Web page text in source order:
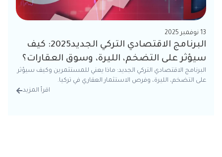
13 نوفمبر 2025
البرنامج الاقتصادي التركي الجديد2025: كيف
سيؤثر على التضخم، الليرة، وسوق العقارات؟
البرنامج الاقتصادي التركي الجديد: ماذا يعني للمستثمرين وكيف سيؤثر
على التضخم، الليرة، وفرص الاستثمار العقاري في تركيا.
اقرأ المزيد